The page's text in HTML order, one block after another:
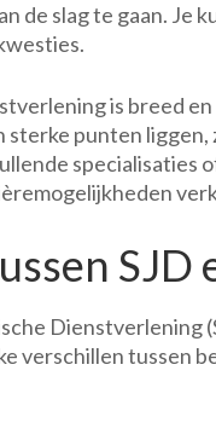
de slag te gaan. Je
is breed
punten
SJD
Dienstverlening
verschillen tussen